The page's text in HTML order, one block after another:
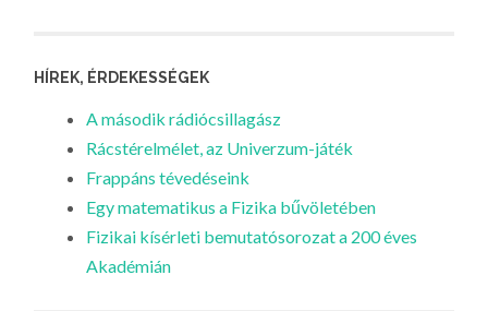
HÍREK, ÉRDEKESSÉGEK
A második rádiócsillagász
Rácstérelmélet, az Univerzum-játék
Frappáns tévedéseink
Egy matematikus a Fizika bűvöletében
Fizikai kísérleti bemutatósorozat a 200 éves
Akadémián